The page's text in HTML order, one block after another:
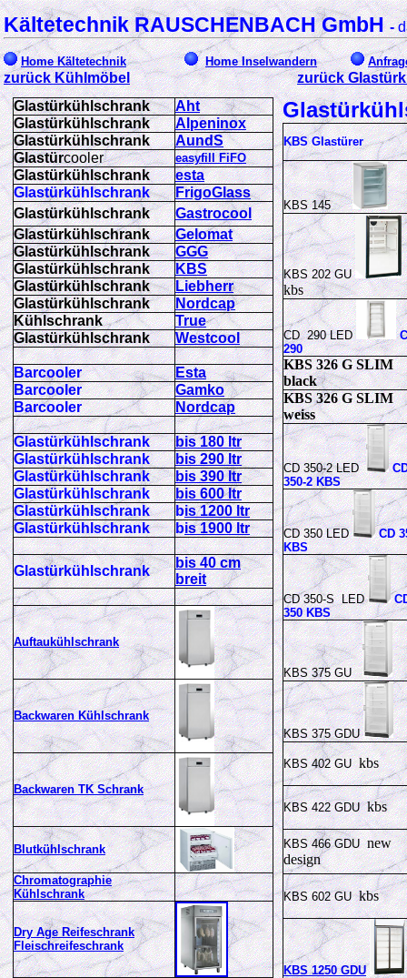
Kältetechnik RAUSCHENBACH GmbH-
Home Kältetechnik Home Inselwandern
zurück Kühlmöbel
zurück
Glastürkühlschrank
Aht
Glastürkühlschrank
Alpeninox
Glastürkühlschrank
AundS
Glastürcooler easyfillFiFO
Glastürkühlschrank
esta
Glastürkühlschrank
FrigoGlass
Glastürkühlschrank
Gastrocool
Glastürkühlschrank
Gelomat
Glastürkühlschrank
GGG
Glastürkühlschrank
KBS
Glastürkühlschrank
Liebherr
Glastürkühlschrank
Nordcap
Kühlschrank
True
Glastürkühlschrank
Westcool
Barcooler
Esta
Barcooler
Gamko
Barcooler
Nordcap
Glastürkühlschrank
bis 180 ltr
Glastürkühlschrank
bis 290 ltr
Glastürkühlschrank
bis 390 ltr
Glastürkühlschrank
bis 600 ltr
Glastürkühlschrank
bis 1200 ltr
Glastürkühlschrank
bis 1900 ltr
Glastürkühlschrank
bis 40 cm
breit
Auftaukühlschrank
Backwaren Kühlschrank
Backwaren TK Schrank
Blutkühlschrank
Chromatographie
Kühlschrank
Dry Age Reifeschrank
Fleischreifeschrank
KBS Glastürer
KBS 145
KBS 202 GU
kbs
CD 290 LED
290
KBS 326 G SLIM
black
KBS 326 G SLIM
weiss
CD 350-2 LED
350-2 KBS
CD 350 LED
CD
KBS
CD 350-S LED
350 KBS
KBS 375 GU
KBS 375 GDU
KBS 402 GUkbs
KBS 422 GDUkbs
KBS 466 GDUnew
design
KBS 602 GUkbs
KBS 1250 GDU